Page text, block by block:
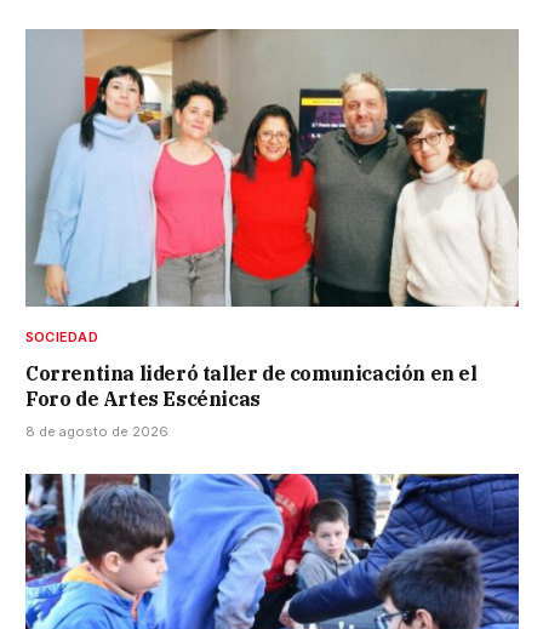
SOCIEDAD
Correntina lideró taller de comunicación en el
Foro de Artes Escénicas
8 de agosto de 2026